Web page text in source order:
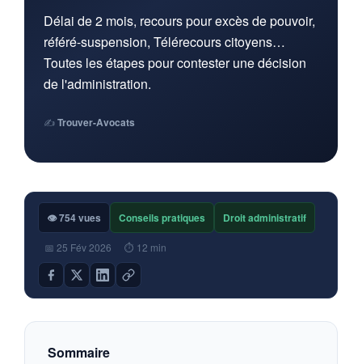
Délai de 2 mois, recours pour excès de pouvoir,
référé-suspension, Télérecours citoyens…
Toutes les étapes pour contester une décision
de l'administration.
✍️Trouver-Avocats
👁 754 vues Conseils pratiques Droit administratif
📅 25 Fév 2026 ⏱ 12 min
Sommaire